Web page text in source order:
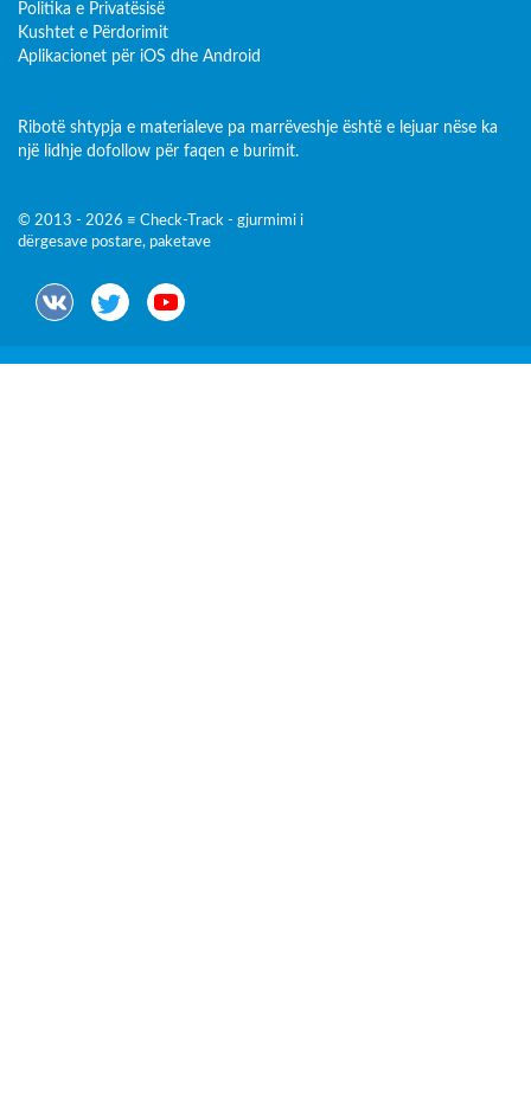
Politika e Privatësisë
Kushtet e Përdorimit
Aplikacionet për iOS dhe Android
Ribotë shtypja e materialeve pa marrëveshje është e lejuar nëse ka
një lidhje dofollow për faqen e burimit.
© 2013 - 2026 ≡ Check-Track - gjurmimi i
dërgesave postare, paketave